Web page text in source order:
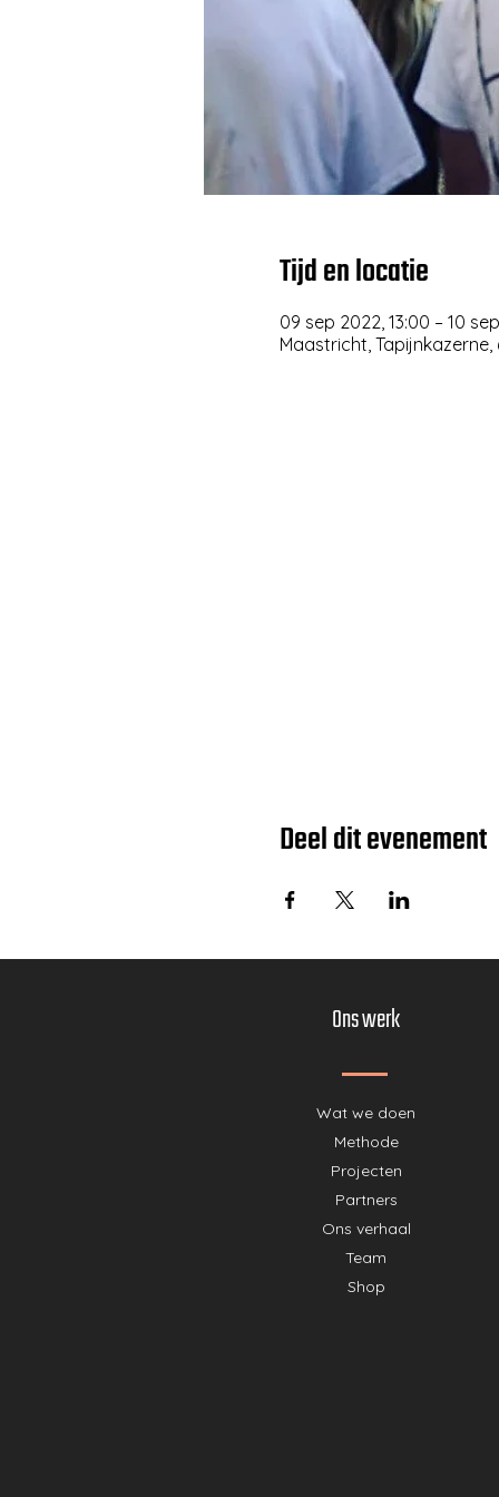
Tijd en locatie
09 sep 2022, 13:00 – 10
Maastricht, Tapijnkazerne,
Deel dit evenement
Ons werk
Wat we doen
Methode
Projecten
Partners
Ons verhaal
Team
Shop